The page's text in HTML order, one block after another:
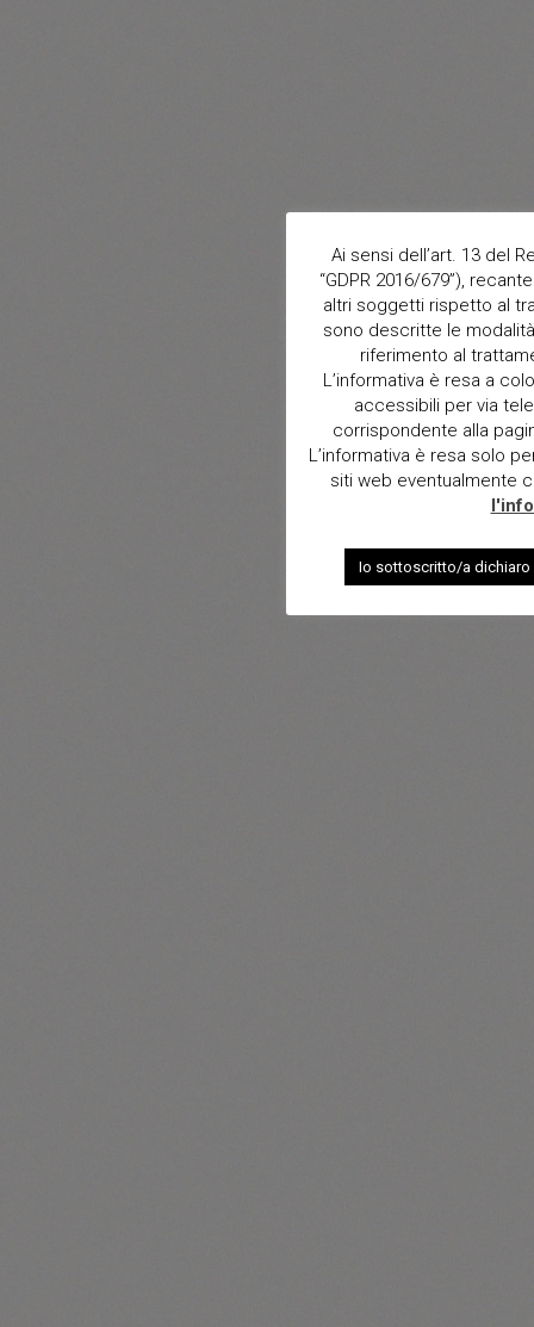
Ai sensi dell’art. 13 del
“GDPR 2016/679”),
altri soggetti rispetto al
sono descritte le
riferimento al
L’informativa è resa a
accessibili per via
corrispondente alla
L’informativa è resa solo
siti web eventualmente
Io sottoscritto/a dichiaro